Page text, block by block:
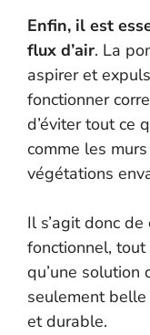
Enfin, il est
flux d’air. La
aspirer et
fonctionner
d’éviter tout ce
comme les
végétations
Il s’agit donc
fonctionnel,
qu’une solution
seulement
et durable.